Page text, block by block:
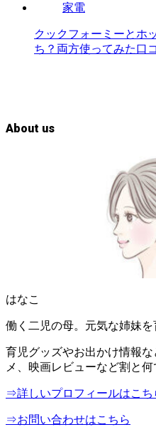
家電
クックフォーミーとホ
ち？両方使ってみた口
About us
はなこ
働く二児の母。元気な姉妹を
育児グッズやお出かけ情報
メ、映画レビューなど割と何
⇒詳しいプロフィールはこち
⇒お問い合わせはこちら